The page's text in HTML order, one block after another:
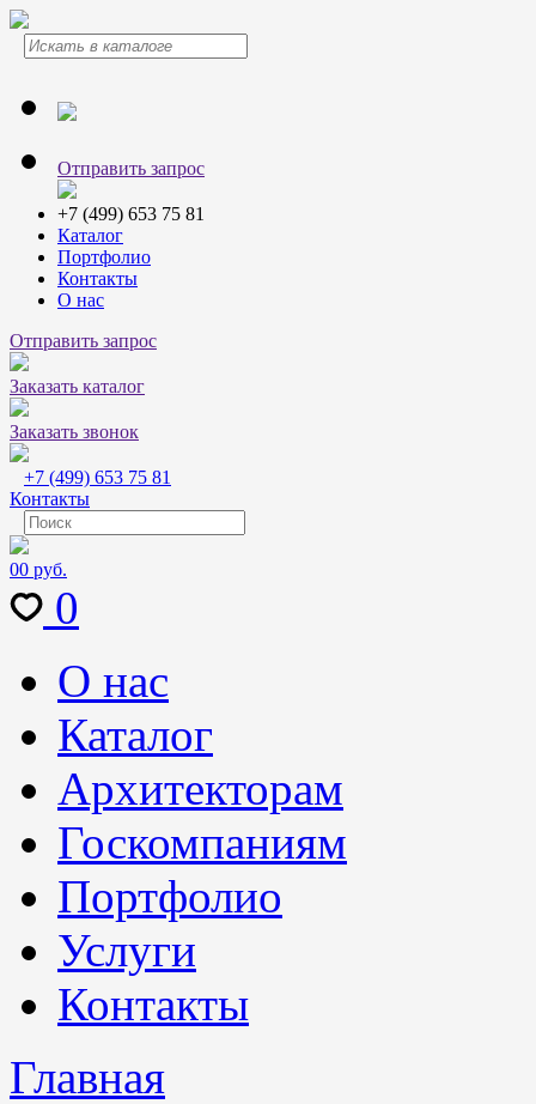
Отправить запрос
+7 (499) 653 75 81
Каталог
Портфолио
Контакты
О нас
Отправить запрос
Заказать каталог
Заказать звонок
+7 (499) 653 75 81
Контакты
00 руб.
0
О нас
Каталог
Архитекторам
Госкомпаниям
Портфолио
Услуги
Контакты
Главная